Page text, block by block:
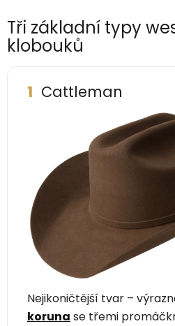
Tři základní typy
klobouků
1 Cattleman
Nejikoničtější tvar –
koruna se třemi